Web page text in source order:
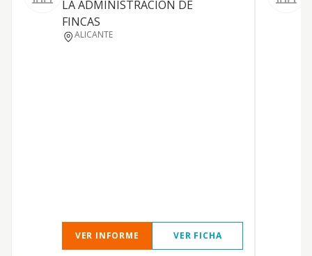
LA ADMINISTRACION DE
FINCAS
ALICANTE
VER INFORME VER FICHA